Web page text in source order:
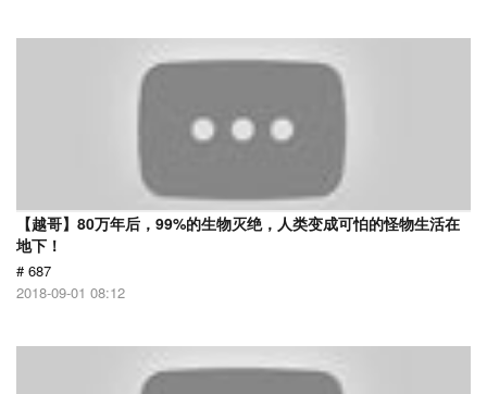
【越哥】80万年后，99%的生物灭绝，人类变成可怕的怪物生活在
地下！
# 687
2018-09-01 08:12